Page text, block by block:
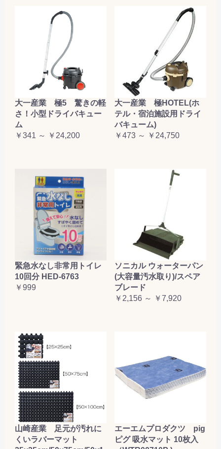
大一産業 極5 驚きの軽
さ！小型ドライバキュー
ム
￥341 ～ ￥24,200
大一産業 極HOTEL(ホ
テル・宿泊施設用ドライ
バキューム)
￥473 ～ ￥24,750
緊急水なし非常用トイレ
10回分 HED-6763
￥999
ソニカル ウォーターパン
(大容量汚水取り)/スペア
ブレード
￥2,156 ～ ￥7,920
山崎産業 足元が汚れに
くいラバーマット
エーエムプロダクツ pig
ピグ 吸水マット 10枚入